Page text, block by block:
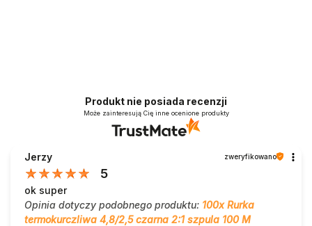
Produkt nie posiada recenzji
Może zainteresują Cię inne ocenione produkty
Jerzy zweryfikowano
5
ok super
Opinia dotyczy podobnego produktu: 100x Rurka
termokurczliwa 4,8/2,5 czarna 2:1 szpula 100 M